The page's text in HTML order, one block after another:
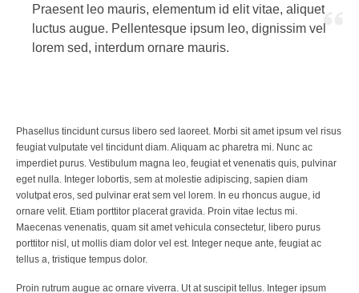
Praesent leo mauris, elementum id elit vitae, aliquet
luctus augue. Pellentesque ipsum leo, dignissim vel
lorem sed, interdum ornare mauris.
Phasellus tincidunt cursus libero sed laoreet. Morbi sit amet ipsum vel risus
feugiat vulputate vel tincidunt diam. Aliquam ac pharetra mi. Nunc ac
imperdiet purus. Vestibulum magna leo, feugiat et venenatis quis, pulvinar
eget nulla. Integer lobortis, sem at molestie adipiscing, sapien diam
volutpat eros, sed pulvinar erat sem vel lorem. In eu rhoncus augue, id
ornare velit. Etiam porttitor placerat gravida. Proin vitae lectus mi.
Maecenas venenatis, quam sit amet vehicula consectetur, libero purus
porttitor nisl, ut mollis diam dolor vel est. Integer neque ante, feugiat ac
tellus a, tristique tempus dolor.
Proin rutrum augue ac ornare viverra. Ut at suscipit tellus. Integer ipsum